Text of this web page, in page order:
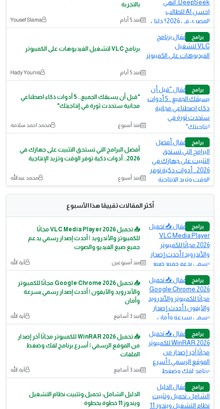
بالتجربة
منذ 5 أيام Yousef Slama
برامج
برنامج VLC لتشغيل الفيديوهات على الكمبيوتر
منذ 5 أيام Hady Younis
برامج
​"قبل أن يسبقك الجميع.. 5 أدوات ذكاء اصطناعي
مجانية ستحدث ثورة في إنتاجيتك"
منذ أسبوع محمد احمد سلامة
برامج
أفضل البرامج التي تستحق التثبيت على جهازك في
2026.. أدوات ذكية توفر الوقت وتزيد الإنتاجية
منذ أسبوع محمد عبدالله
أكثر المقالات تقييمًا هذا الأسبوع
برامج
📥 تحميل VLC Media Player 2026 مجانًا
للكمبيوتر والأندرويد | أحدث إصدار رسمي يدعم
جميع صيغ الفيديو والصوت
منذ أسبوعين آية الله
برامج
📥 تحميل Google Chrome 2026 مجانًا للكمبيوتر
والأندرويد والآيفون | أحدث إصدار رسمي بسرعة
وأمان
منذ 3 أسابيع آية الله
برامج
📥 تحميل WinRAR 2026 للكمبيوتر مجانًا آخر إصدار
من الموقع الرسمي | أسرع برنامج لفك وضغط
الملفات
منذ 3 أسابيع آية الله
برامج
الدليل الشامل: تحميل وتثبيت نظام التشغيل
ويندوز 11 خطوة بخطوة